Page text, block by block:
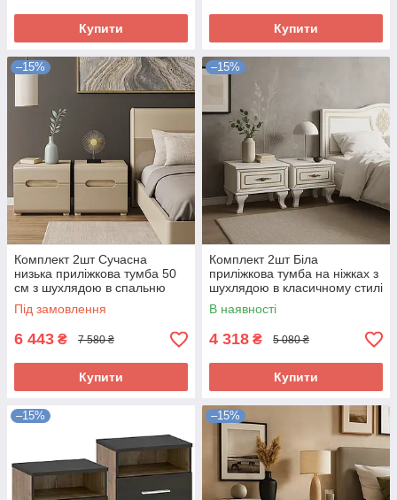
Купити Купити
–15%
Комплект 2шт Сучасна
низька приліжкова тумба 50
см з шухлядою в спальню
Флоренс Мебель Сервіс
Під замовлення
6 443 ₴ 7 580 ₴
Купити
–15%
Комплект 2шт Біла
приліжкова тумба на ніжках з
шухлядою в класичному стилі
в спальню Мілан Мебель
Сервіс
В наявності
4 318 ₴ 5 080 ₴
Купити
–15% –15%